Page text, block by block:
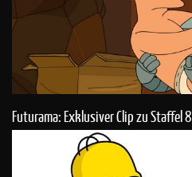
Futurama: Exklusiver Clip zu Staffel 8